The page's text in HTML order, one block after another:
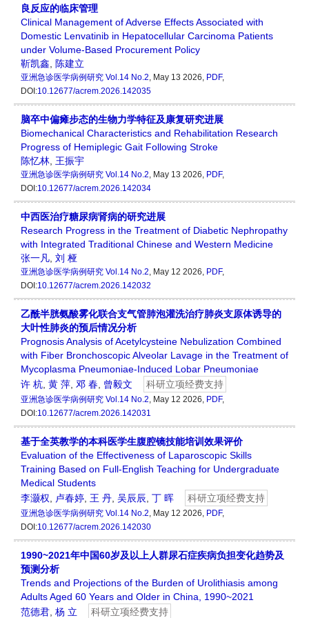
良反应的临床管理
Clinical Management of Adverse Effects Associated with
Domestic Lenvatinib in Hepatocellular Carcinoma Patients
under Volume-Based Procurement Policy
靳凯鑫
陈建立
亚洲急诊医学病例研究 Vol.14 No.2, May 13 2026, PDF,
DOI:10.12677/acrem.2026.142035
脑卒中偏瘫步态的生物力学特征及康复研究进展
Biomechanical Characteristics and Rehabilitation Research
Progress of Hemiplegic Gait Following Stroke
陈忆林 王振宇
亚洲急诊医学病例研究 Vol.14 No.2, May 13 2026, PDF,
DOI:10.12677/acrem.2026.142034
中西医治疗糖尿病肾病的研究进展
Research Progress in the Treatment of Diabetic Nephropathy
with Integrated Traditional Chinese and Western Medicine
张一凡 刘 桠
亚洲急诊医学病例研究 Vol.14 No.2, May 12 2026, PDF,
DOI:10.12677/acrem.2026.142032
乙酰半胱氨酸雾化联合支气管肺泡灌洗治疗肺炎支原体诱导的
大叶性肺炎的预后情况分析
Prognosis Analysis of Acetylcysteine Nebulization Combined
with Fiber Bronchoscopic Alveolar Lavage in the Treatment of
Mycoplasma Pneumoniae-Induced Lobar Pneumoniae
许 杭 黄 萍 邓 春 曾毅文 科研立项经费支持
亚洲急诊医学病例研究 Vol.14 No.2, May 12 2026, PDF,
DOI:10.12677/acrem.2026.142031
基于全英教学的本科医学生腹腔镜技能培训效果评价
Evaluation of the Effectiveness of Laparoscopic Skills
Training Based on Full-English Teaching for Undergraduate
Medical Students
李灏权
卢春婷 王 丹 吴辰辰 丁 晖 科研立项经费支持
亚洲急诊医学病例研究 Vol.14 No.2, May 12 2026, PDF,
DOI:10.12677/acrem.2026.142030
1990~2021年中国60岁及以上人群尿石症疾病负担变化趋势及
预测分析
Trends and Projections of the Burden of Urolithiasis among
Adults Aged 60 Years and Older in China, 1990~2021
范德君 杨 立 科研立项经费支持